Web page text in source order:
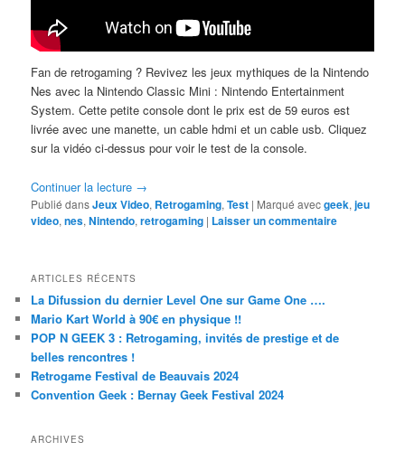
Fan de retrogaming ? Revivez les jeux mythiques de la Nintendo
Nes avec la Nintendo Classic Mini : Nintendo Entertainment
System. Cette petite console dont le prix est de 59 euros est
livrée avec une manette, un cable hdmi et un cable usb. Cliquez
sur la vidéo ci-dessus pour voir le test de la console.
Continuer la lecture →
Publié dansJeux Video, Retrogaming,Test | Marqué avecgeek,jeu
video,nes,Nintendo,retrogaming | Laisser un commentaire
ARTICLES RÉCENTS
La Difussion du dernier Level One sur Game One ….
Mario Kart World à 90€ en physique !!
POP N GEEK 3 : Retrogaming, invités de prestige et de
belles rencontres !
Retrogame Festival de Beauvais 2024
Convention Geek : Bernay Geek Festival 2024
ARCHIVES